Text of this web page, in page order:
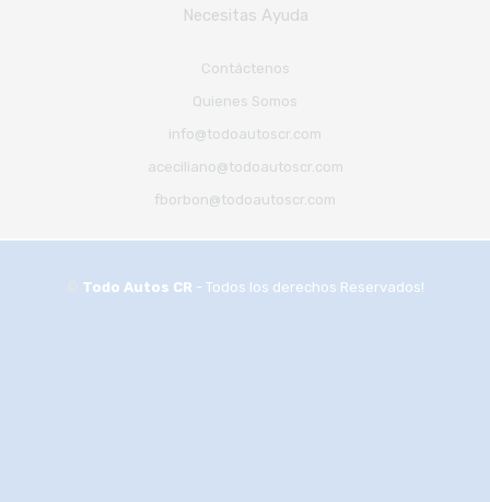
Necesitas Ayuda
Contáctenos
Quienes Somos
info@todoautoscr.com
aceciliano@todoautoscr.com
fborbon@todoautoscr.com
Todo Autos CR - Todos los derechos Reservados!